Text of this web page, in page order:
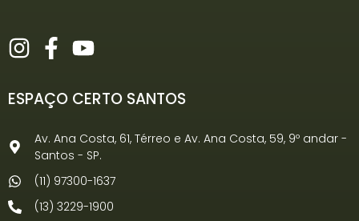
ESPAÇO CERTO SANTOS
Av. Ana Costa, 61, Térreo e Av. Ana Costa, 59, 9º andar -
Santos - SP.
(11) 97300-1637
(13) 3229-1900